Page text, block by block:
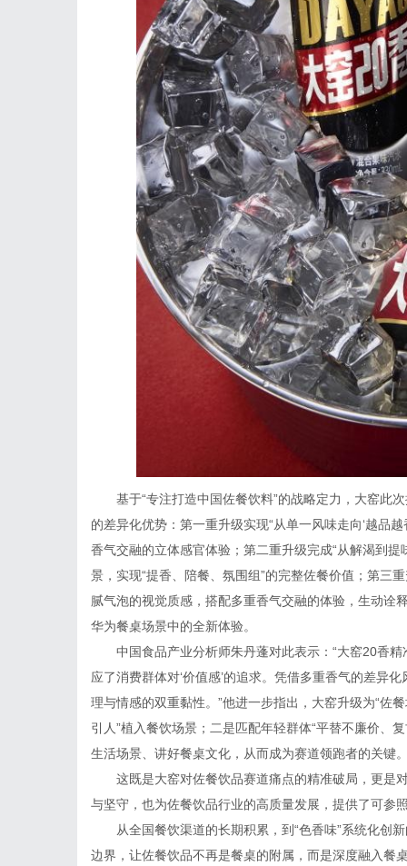
基于“专注打造中国佐餐饮料”的战略定力，大窑此
的差异化优势：第一重升级实现“从单一风味走向‘越品
香气交融的立体感官体验；第二重升级完成“从解渴到
景，实现“提香、陪餐、氛围组”的完整佐餐价值；第
腻气泡的视觉质感，搭配多重香气交融的体验，生动诠
华为餐桌场景中的全新体验。
中国食品产业分析师朱丹蓬对此表示：“大窑20香
应了消费群体对‘价值感’的追求。凭借多重香气的差异
理与情感的双重黏性。”他进一步指出，大窑升级为“佐
引人”植入餐饮场景；二是匹配年轻群体“平替不廉价、
生活场景、讲好餐桌文化，从而成为赛道领跑者的关键
这既是大窑对佐餐饮品赛道痛点的精准破局，更是
与坚守，也为佐餐饮品行业的高质量发展，提供了可参
从全国餐饮渠道的长期积累，到“色香味”系统化创
边界，让佐餐饮品不再是餐桌的附属，而是深度融入餐